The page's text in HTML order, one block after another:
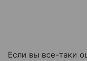
Если вы все-таки